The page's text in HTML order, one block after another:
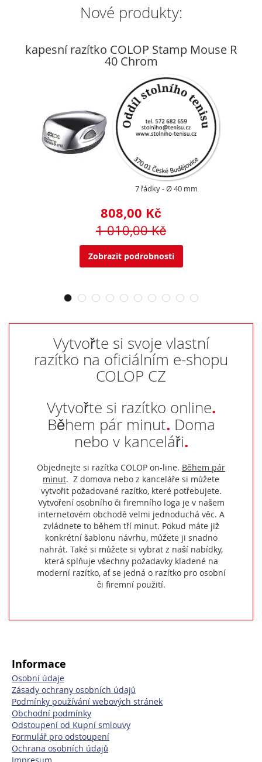
Nové produkty:
kapesní razítko COLOP Stamp Mouse R
40 Chrom
7 řádky Ø 40 mm
808,00 Kč
1 010,00 Kč
Zobrazit podrobnosti
Vytvořte si svoje vlastní
razítko na oficiálním e-shopu
COLOP CZ
Vytvořte si razítko online.
Během pár minut. Doma
nebo v kanceláři.
Objednejte si razítka COLOP on-line. Během pár
minut. Z domova nebo z kanceláře si můžete
vytvořit požadované razítko, které potřebujete.
Vytvoření osobního či firemního loga je v našem
internetovém obchodě velmi jednoduchá věc. A
zvládnete to během tří minut. Pokud máte již
konkrétní šablonu návrhu, můžete ji snadno
nahrát. Také si můžete si vybrat z naší nabídky,
která splňuje všechny požadavky kladené na
moderní razítko, ať se jedná o razítko pro osobní
či firemní použití.
Informace
Osobní údaje
Zásady ochrany osobních údajů
Podmínky používání webových stránek
Obchodní podmínky
Odstoupení od Kupní smlouvy
Formulář pro odstoupení
Ochrana osobních údajů